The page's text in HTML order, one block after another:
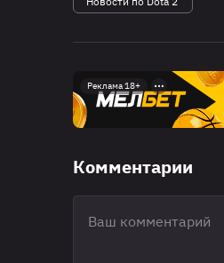
Реклама 18+
Комментарии